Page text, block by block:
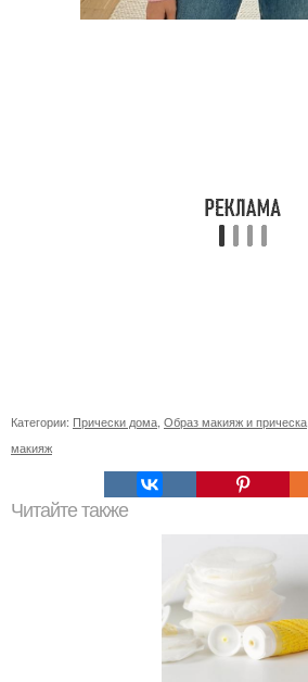
Категории: Прически дома Образ макияж и прическа
макияж
Читайте также